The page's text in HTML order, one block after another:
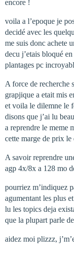
encore !
voila a l’epoque je
decidé avec les
me suis donc achete
decu j’etais bloqué
plantages pc
A force de recherche
grapjique a etait mis
et voila le dilemne le
disons que j’ai lu
a reprendre le meme
cette marge de prix
A savoir reprendre
agp 4x/8x a 128 mo
pourriez m’indiquez
agumentant les plus
lu les topics deja
que la plupart parle
aidez moi plizzz,